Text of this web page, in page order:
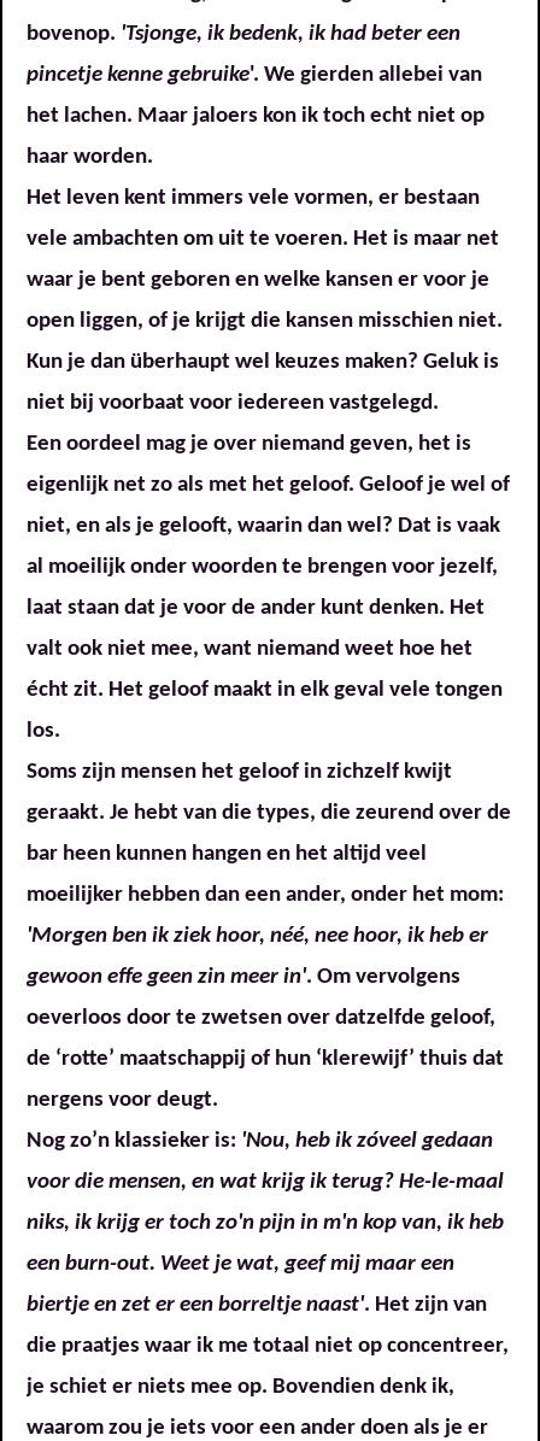
bovenop. 'Tsjonge, ik bedenk, ik had beter een
pincetje kenne gebruike'. We gierden allebei van
het lachen. Maar jaloers kon ik toch echt niet op
haar worden.
Het leven kent immers vele vormen, er bestaan
vele ambachten om uit te voeren. Het is maar net
waar je bent geboren en welke kansen er voor je
open liggen, of je krijgt die kansen misschien niet.
Kun je dan überhaupt wel keuzes maken? Geluk is
niet bij voorbaat voor iedereen vastgelegd.
Een oordeel mag je over niemand geven, het is
eigenlijk net zo als met het geloof. Geloof je wel of
niet, en als je gelooft, waarin dan wel? Dat is vaak
al moeilijk onder woorden te brengen voor jezelf,
laat staan dat je voor de ander kunt denken. Het
valt ook niet mee, want niemand weet hoe het
écht zit. Het geloof maakt in elk geval vele tongen
los.
Soms zijn mensen het geloof in zichzelf kwijt
geraakt. Je hebt van die types, die zeurend over de
bar heen kunnen hangen en het altijd veel
moeilijker hebben dan een ander, onder het mom:
'Morgen ben ik ziek hoor, néé, nee hoor, ik heb er
gewoon effe geen zin meer in'. Om vervolgens
oeverloos door te zwetsen over datzelfde geloof,
de ‘rotte’ maatschappij of hun ‘klerewijf’ thuis dat
nergens voor deugt.
Nog zo’n klassieker is: 'Nou, heb ik zóveel gedaan
voor die mensen, en wat krijg ik terug? He-le-maal
niks, ik krijg er toch zo'n pijn in m'n kop van, ik heb
een burn-out. Weet je wat, geef mij maar een
biertje en zet er een borreltje naast'. Het zijn van
die praatjes waar ik me totaal niet op concentreer,
je schiet er niets mee op. Bovendien denk ik,
waarom zou je iets voor een ander doen als je er